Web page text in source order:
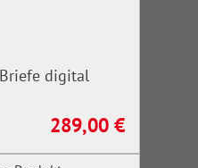
digital
Regulärer Preis:
289,00 €